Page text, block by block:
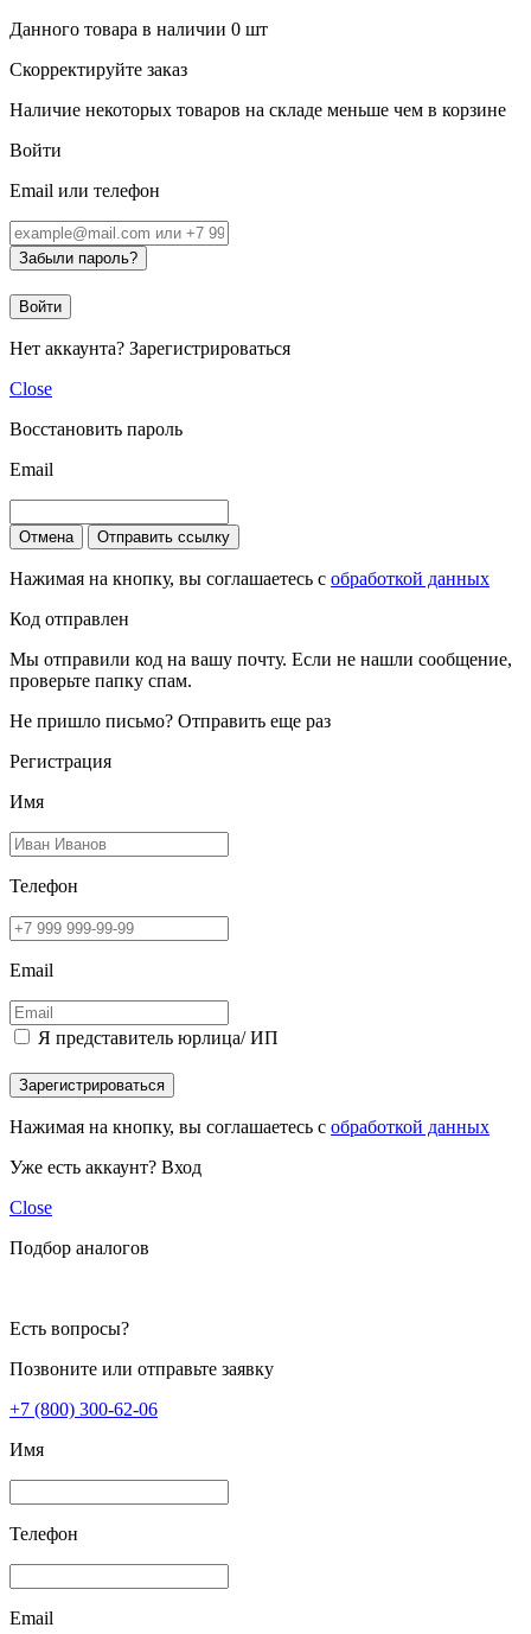
Данного товара в наличии 0 шт
Скорректируйте заказ
Наличие некоторых товаров на складе меньше чем в корзине
Войти
Email или телефон
Забыли пароль?
Войти
Нет аккаунта? Зарегистрироваться
Close
Восстановить пароль
Email
Отмена Отправить ссылку
Нажимая на кнопку, вы соглашаетесь с обработкой данных
Код отправлен
Мы отправили код на вашу почту. Если не нашли сообщение,
проверьте папку спам.
Не пришло письмо? Отправить еще раз
Регистрация
Имя
Телефон
Email
Я представитель юрлица/ ИП
Зарегистрироваться
Нажимая на кнопку, вы соглашаетесь с обработкой данных
Уже есть аккаунт? Вход
Close
Подбор аналогов
Есть вопросы?
Позвоните или отправьте заявку
+7 (800) 300-62-06
Имя
Телефон
Email